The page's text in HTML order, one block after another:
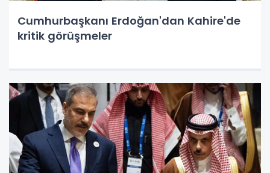
Cumhurbaşkanı Erdoğan'dan Kahire'de
kritik görüşmeler